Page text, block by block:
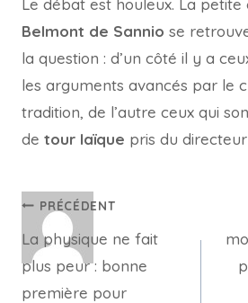
Le débat est houleux. La
Belmont de Sannio se
la question : d’un côté il y a
les arguments avancés par le
tradition, de l’autre ceux qui
de tour laïque pris du
Navigation
de
l’article
PRÉCÉDENT
La physique ne fait
plus peur : bonne
première pour